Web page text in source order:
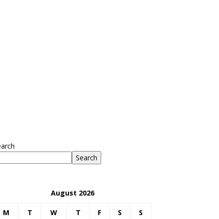
Search
August 2026
M T W T F S S